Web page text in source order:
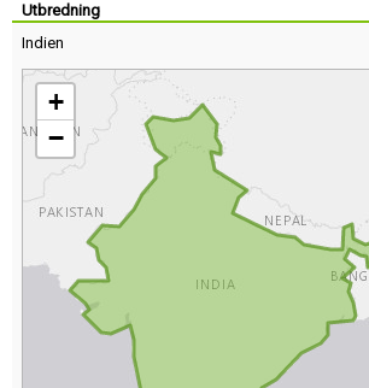
Utbredning
Indien
+
−